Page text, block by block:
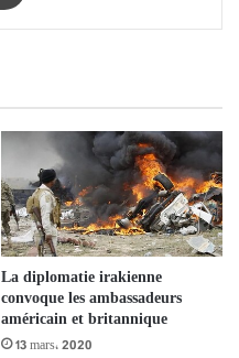
La diplomatie irakienne
convoque les ambassadeurs
américain et britannique
13 mars، 2020